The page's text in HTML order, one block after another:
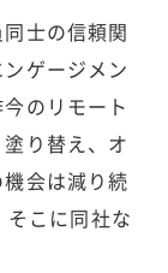
士の信頼関
ゲージメン
のリモート
り替え、オ
会は減り続
こに同社な